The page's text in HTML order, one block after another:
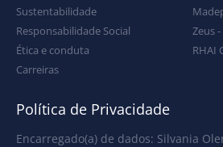
Sustentabilidade
Responsabilidade Social
Ética e conduta
Carreiras
Zeus
RHAI
Política de Privacidade
Encarregado(a) de dados: Silvania